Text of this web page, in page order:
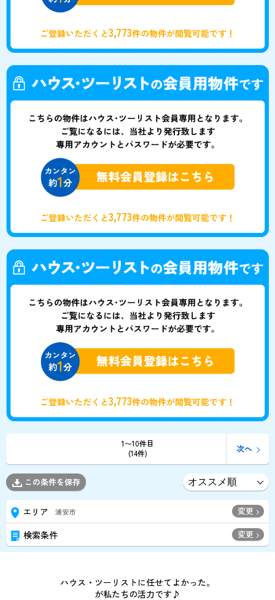
ご登録いただくと3,773件の物件が閲覧可能です！
ご登録いただくと3,773件の物件が閲覧可能です！
ご登録いただくと3,773件の物件が閲覧可能です！
1〜10件目
(14件)
次へ
この条件を保存
エリア 浦安市 変更
検索条件 変更
ハウス・ツーリストに任せてよかった。
が私たちの活力です♪